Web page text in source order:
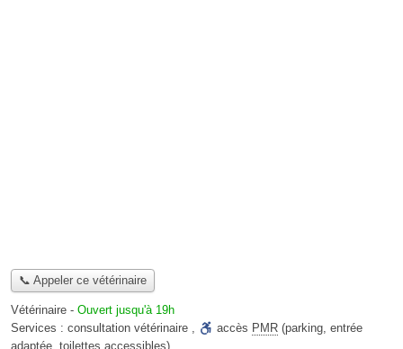
📞 Appeler ce vétérinaire
Vétérinaire - Ouvert jusqu'à 19h
Services : consultation vétérinaire , accès PMR (parking, entrée
adaptée, toilettes accessibles)